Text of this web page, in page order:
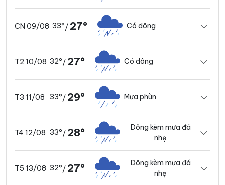
CN 09/08 33°/ 27° Có dông
T2 10/08 32°/ 27° Có dông
T3 11/08 33°/ 29° Mưa phùn
T4 12/08 33°/ 28°
Dông kèm mưa đá
nhẹ
T5 13/08 32°/ 27°
Dông kèm mưa đá
nhẹ